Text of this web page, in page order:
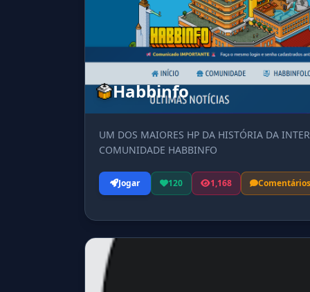
Habbinfo
UM DOS MAIORES HP DA HISTÓRIA DA
COMUNIDADE HABBINFO
Jogar 120 1,168 Comentários